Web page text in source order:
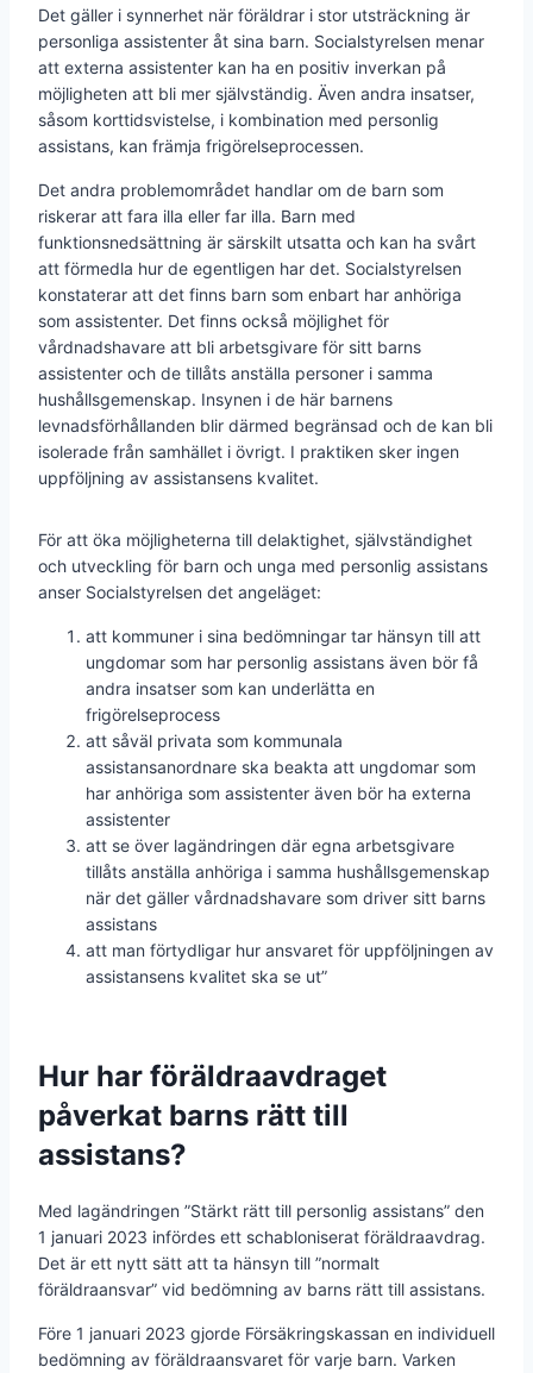
Det gäller i synnerhet när föräldrar i stor utsträckning är
personliga assistenter åt sina barn. Socialstyrelsen menar
att externa assistenter kan ha en positiv inverkan på
möjligheten att bli mer självständig. Även andra insatser,
såsom korttidsvistelse, i kombination med personlig
assistans, kan främja frigörelseprocessen.
Det andra problemområdet handlar om de barn som
riskerar att fara illa eller far illa. Barn med
funktionsnedsättning är särskilt utsatta och kan ha svårt
att förmedla hur de egentligen har det. Socialstyrelsen
konstaterar att det finns barn som enbart har anhöriga
som assistenter. Det finns också möjlighet för
vårdnadshavare att bli arbetsgivare för sitt barns
assistenter och de tillåts anställa personer i samma
hushållsgemenskap. Insynen i de här barnens
levnadsförhållanden blir därmed begränsad och de kan bli
isolerade från samhället i övrigt. I praktiken sker ingen
uppföljning av assistansens kvalitet.
För att öka möjligheterna till delaktighet, självständighet
och utveckling för barn och unga med personlig assistans
anser Socialstyrelsen det angeläget:
att kommuner i sina bedömningar tar hänsyn till att
ungdomar som har personlig assistans även bör få
andra insatser som kan underlätta en
frigörelseprocess
att såväl privata som kommunala
assistansanordnare ska beakta att ungdomar som
har anhöriga som assistenter även bör ha externa
assistenter
att se över lagändringen där egna arbetsgivare
tillåts anställa anhöriga i samma hushållsgemenskap
när det gäller vårdnadshavare som driver sitt barns
assistans
att man förtydligar hur ansvaret för uppföljningen av
assistansens kvalitet ska se ut”
Hur har föräldraavdraget
påverkat barns rätt till
assistans?
Med lagändringen ”Stärkt rätt till personlig assistans” den
1 januari 2023 infördes ett schabloniserat föräldraavdrag.
Det är ett nytt sätt att ta hänsyn till ”normalt
föräldraansvar” vid bedömning av barns rätt till assistans.
Före 1 januari 2023 gjorde Försäkringskassan en individuell
bedömning av föräldraansvaret för varje barn. Varken